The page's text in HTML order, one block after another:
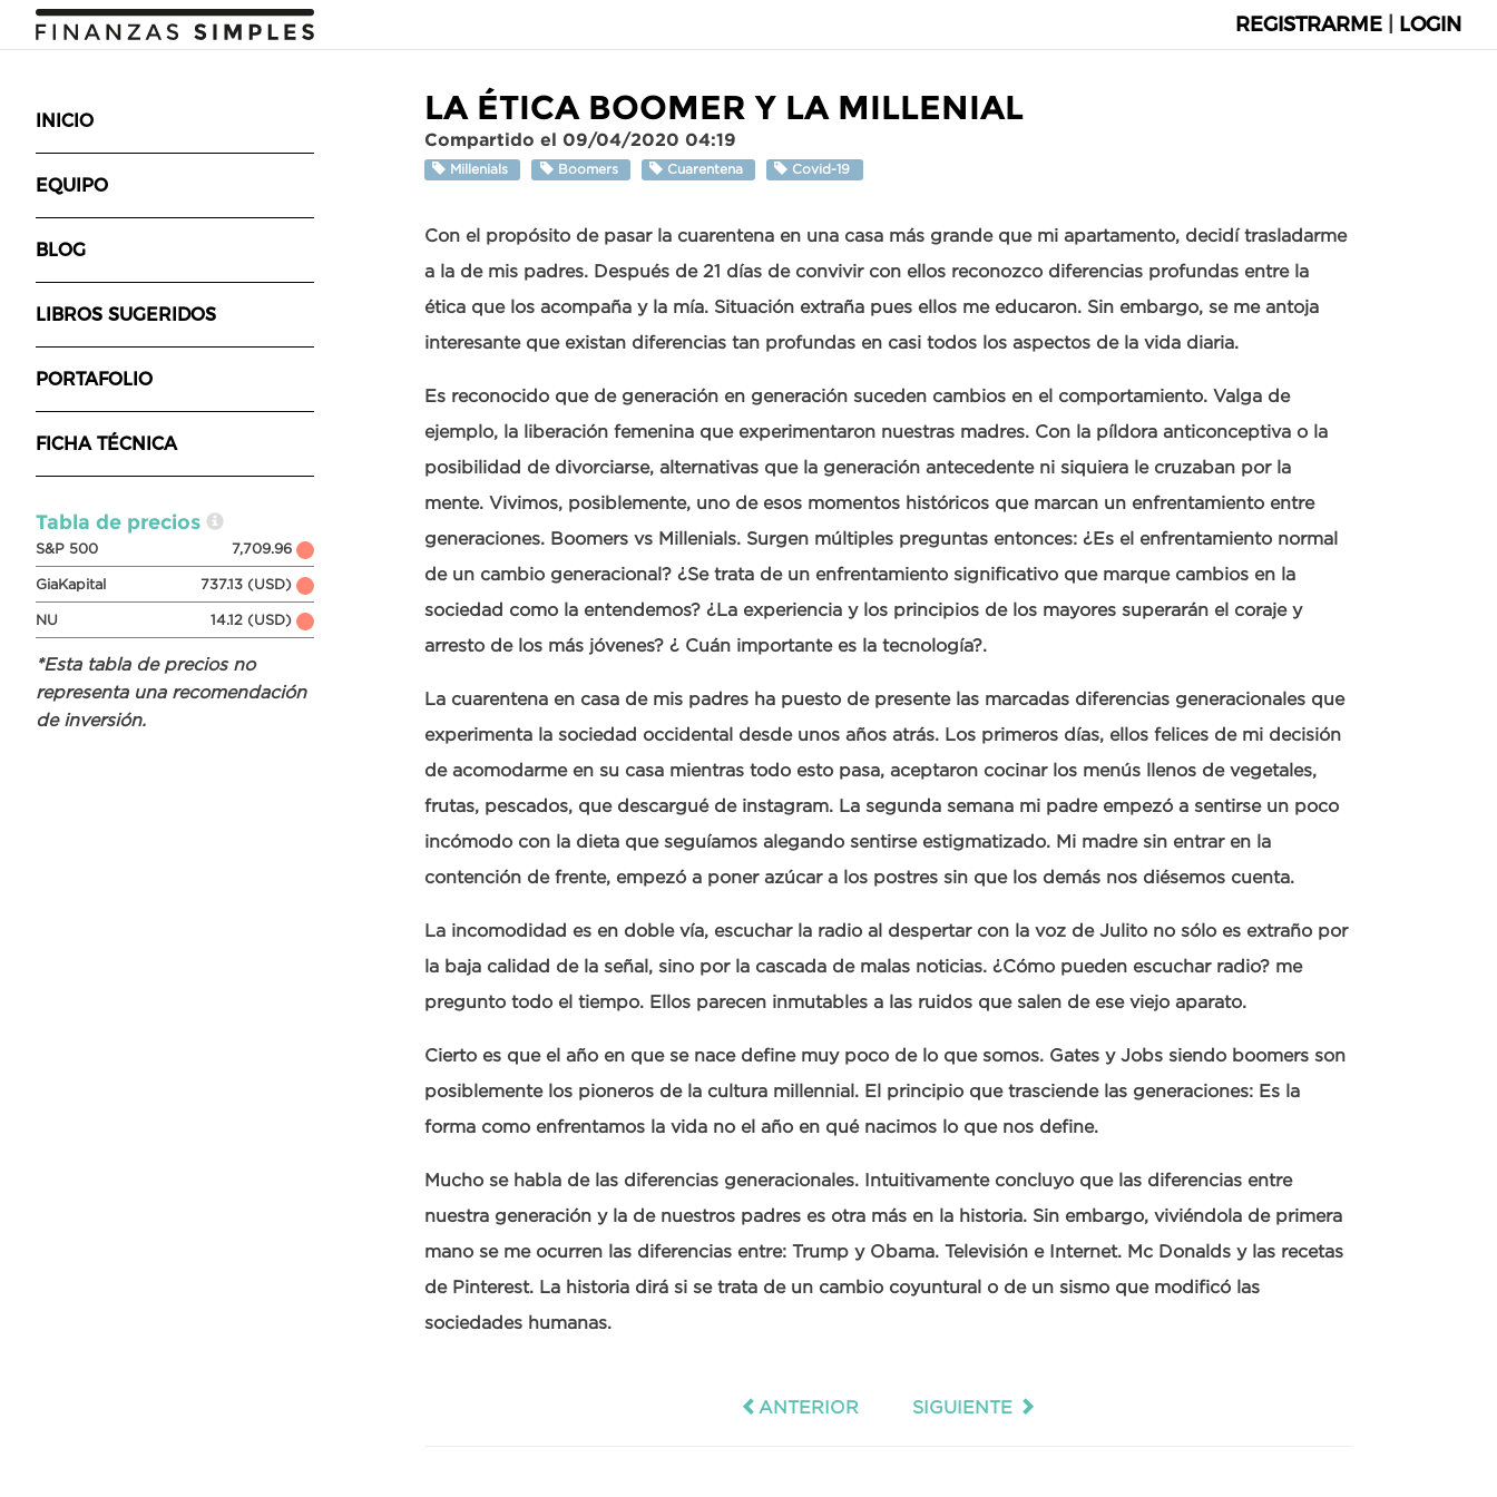
REGISTRARME LOGIN
INICIO
EQUIPO
BLOG
LIBROS SUGERIDOS
PORTAFOLIO
FICHA TÉCNICA
Tabla de precios
S&P 500 7,709.96
GiaKapital 737.13 (USD)
NU 14.12 (USD)
*Esta tabla de precios no
representa una recomendación
de inversión.
LA ÉTICA BOOMER Y LA MILLENIAL
Compartido el 09/04/2020 04:19
Millenials Boomers Cuarentena Covid-19
Con el propósito de pasar la cuarentena en una casa más grande que mi apartamento, decidí trasladarme
a la de mis padres. Después de 21 días de convivir con ellos reconozco diferencias profundas entre la
ética que los acompaña y la mía. Situación extraña pues ellos me educaron. Sin embargo, se me antoja
interesante que existan diferencias tan profundas en casi todos los aspectos de la vida diaria.
Es reconocido que de generación en generación suceden cambios en el comportamiento. Valga de
ejemplo, la liberación femenina que experimentaron nuestras madres. Con la píldora anticonceptiva o la
posibilidad de divorciarse, alternativas que la generación antecedente ni siquiera le cruzaban por la
mente. Vivimos, posiblemente, uno de esos momentos históricos que marcan un enfrentamiento entre
generaciones. Boomers vs Millenials. Surgen múltiples preguntas entonces: ¿Es el enfrentamiento normal
de un cambio generacional? ¿Se trata de un enfrentamiento significativo que marque cambios en la
sociedad como la entendemos? ¿La experiencia y los principios de los mayores superarán el coraje y
arresto de los más jóvenes? ¿ Cuán importante es la tecnología?.
La cuarentena en casa de mis padres ha puesto de presente las marcadas diferencias generacionales que
experimenta la sociedad occidental desde unos años atrás. Los primeros días, ellos felices de mi decisión
de acomodarme en su casa mientras todo esto pasa, aceptaron cocinar los menús llenos de vegetales,
frutas, pescados, que descargué de instagram. La segunda semana mi padre empezó a sentirse un poco
incómodo con la dieta que seguíamos alegando sentirse estigmatizado. Mi madre sin entrar en la
contención de frente, empezó a poner azúcar a los postres sin que los demás nos diésemos cuenta.
La incomodidad es en doble vía, escuchar la radio al despertar con la voz de Julito no sólo es extraño por
la baja calidad de la señal, sino por la cascada de malas noticias. ¿Cómo pueden escuchar radio? me
pregunto todo el tiempo. Ellos parecen inmutables a las ruidos que salen de ese viejo aparato.
Cierto es que el año en que se nace define muy poco de lo que somos. Gates y Jobs siendo boomers son
posiblemente los pioneros de la cultura millennial. El principio que trasciende las generaciones: Es la
forma como enfrentamos la vida no el año en qué nacimos lo que nos define.
Mucho se habla de las diferencias generacionales. Intuitivamente concluyo que las diferencias entre
nuestra generación y la de nuestros padres es otra más en la historia. Sin embargo, viviéndola de primera
mano se me ocurren las diferencias entre: Trump y Obama. Televisión e Internet. Mc Donalds y las recetas
de Pinterest. La historia dirá si se trata de un cambio coyuntural o de un sismo que modificó las
sociedades humanas.
ANTERIOR SIGUIENTE